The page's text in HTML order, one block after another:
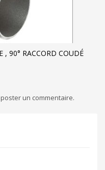
, 90° RACCORD COUDÉ
un commentaire.